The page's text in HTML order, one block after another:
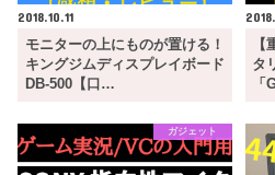
2018.10.11
モニターの上にものが置ける！
キングジムディスプレイボード
DB-500【口…
タ
ガジェット